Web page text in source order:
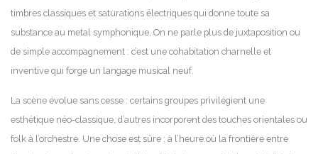
timbres classiques et saturations électriques qui donne toute sa
substance au metal symphonique. On ne parle plus de juxtaposition ou
de simple accompagnement : c’est une cohabitation charnelle et
inventive qui forge un langage musical neuf.
La scène évolue sans cesse : certains groupes privilégient une
esthétique néo-classique, d’autres incorporent des touches orientales ou
folk à l’orchestre. Une chose est sûre : à l’heure où la frontière entre